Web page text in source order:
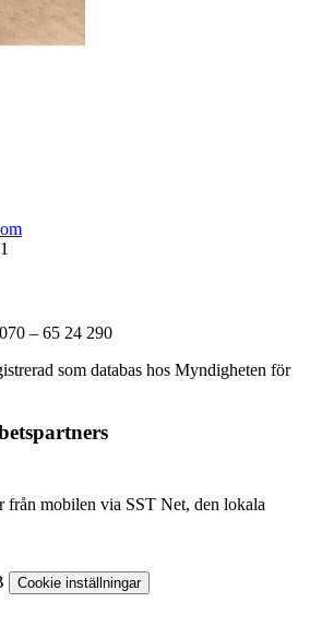
– 65 24 290
som databas hos Myndigheten för
från mobilen via SST Net, den lokala
Cookie inställningar